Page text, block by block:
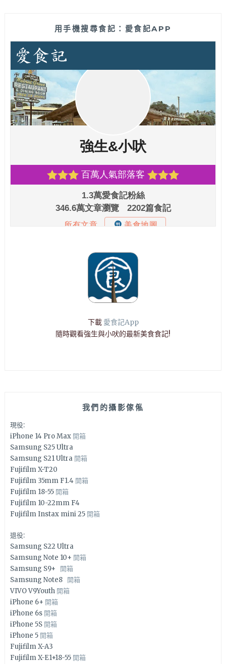
用手機搜尋食記：愛食記APP
下載 愛食記App
隨時觀看強生與小吠的最新美食食記!
我們的攝影傢俬
現役:
iPhone 14 Pro Max 開箱
Samsung S25 Ultra
Samsung S21 Ultra 開箱
Fujifilm X-T20
Fujifilm 35mm F1.4 開箱
Fujifilm 18-55 開箱
Fujifilm 10-22mm F4
Fujifilm Instax mini 25 開箱
退役:
Samsung S22 Ultra
Samsung Note 10+ 開箱
Samsung S9+ 開箱
Samsung Note8 開箱
VIVO V9Youth 開箱
iPhone 6+ 開箱
iPhone 6s 開箱
iPhone 5S 開箱
iPhone 5 開箱
Fujifilm X-A3
Fujifilm X-E1+18-55 開箱